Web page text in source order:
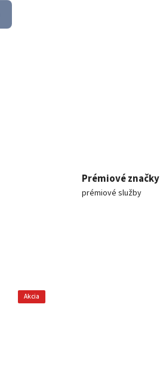
Prémiové značky
prémiové služby
Akcia